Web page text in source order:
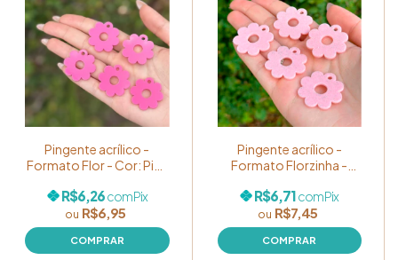
Pingente acrílico -
Formato Flor - Cor: Pink
unidades
R$6,95
R$6,26comPix
Pingente acrílico -
Formato Florzinha -
Candy Color - Pacote
com 05 unidades
R$7,45
R$6,71comPix